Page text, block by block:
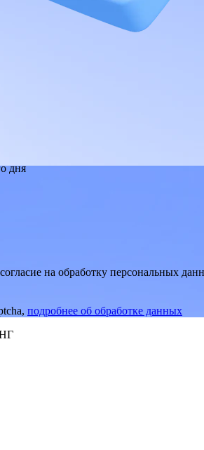
дня
на обработку персональных
подробнее об обработке данных